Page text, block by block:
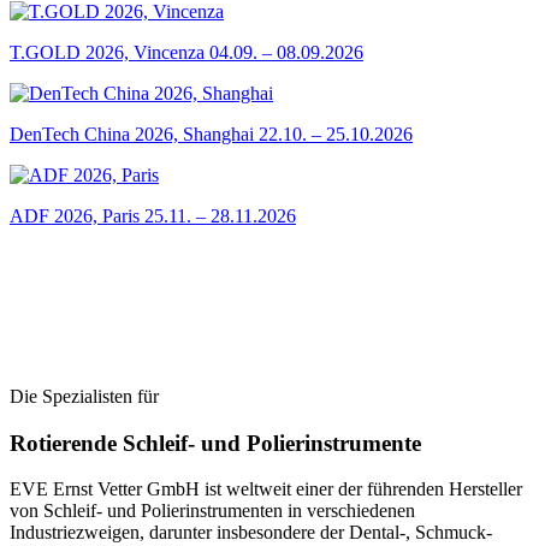
T.GOLD 2026, Vincenza 04.09. – 08.09.2026
DenTech China 2026, Shanghai 22.10. – 25.10.2026
ADF 2026, Paris 25.11. – 28.11.2026
Die Spezialisten für
Rotierende Schleif- und Polierinstrumente
EVE Ernst Vetter GmbH ist weltweit einer der führenden Hersteller
von Schleif- und Polierinstrumenten in verschiedenen
Industriezweigen, darunter insbesondere der Dental-, Schmuck-